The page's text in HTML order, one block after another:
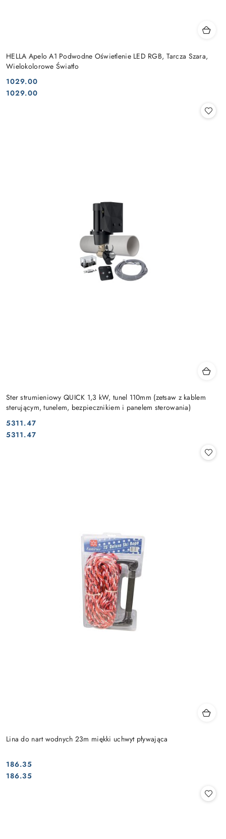
HELLA Apelo A1 Podwodne Oświetlenie LED RGB, Tarcza Szara,
Wielokolorowe Światło
Cena:
1029.00
Cena:
1029.00
Ster strumieniowy QUICK 1,3 kW, tunel 110mm (zetsaw z kablem
sterującym, tunelem, bezpiecznikiem i panelem sterowania)
Cena:
5311.47
Cena:
5311.47
Lina do nart wodnych 23m miękki uchwyt pływająca
Cena:
186.35
Cena:
186.35